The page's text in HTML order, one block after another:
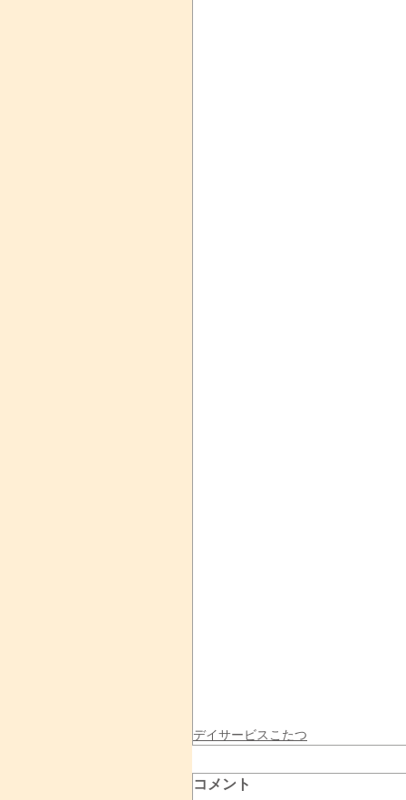
デイサービスこたつ
コメント